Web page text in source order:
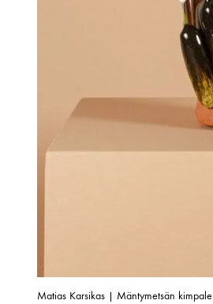
Matias Karsikas | Mäntymetsän kimpale